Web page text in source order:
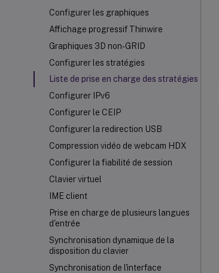
Configurer les graphiques
Affichage progressif Thinwire
Graphiques 3D non-GRID
Configurer les stratégies
Liste de prise en charge des stratégies
Configurer IPv6
Configurer le CEIP
Configurer la redirection USB
Compression vidéo de webcam HDX
Configurer la fiabilité de session
Clavier virtuel
IME client
Prise en charge de plusieurs langues
d'entrée
Synchronisation dynamique de la
disposition du clavier
Synchronisation de l'interface